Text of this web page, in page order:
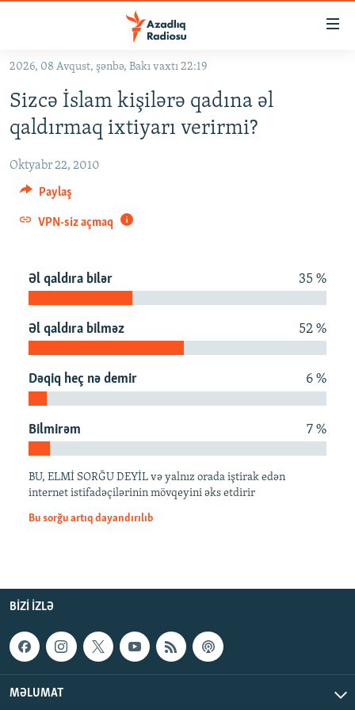
Əsas
qayıt
Əsas
naviqasiyaya
qayıt
Axtarışa
KORRUPSIOMETR
#ƏSLINDƏ
FƏRQƏ BAX
QANUNI DOĞRU
MULTIMEDIA
FOTOQALEREYA
İNFOQRAFIKA
OXU ZALI
AZƏRBAYCAN ƏDƏBIYYATI KITABXANASI
İZ - MƏDƏNIYYƏT PROQRAMI
HAQQIMIZDA
MISSIYAMIZ
MATERIALLARIMIZDAN ISTIFADƏ
AZADLIQRADIOSU MOBIL TELEFONUNUZDA
BIZIMLƏ ƏLAQƏ
XƏBƏR BÜLLETENLƏRIMIZ
BIZI IZLƏ
RFE/RL-in bütün saytları
2026, 08 Avqust, şənbə, Bakı vaxtı 22:19
Sizcə İslam kişilərə qadına əl
qaldırmaq ixtiyarı verirmi?
Oktyabr 22, 2010
Paylaş
VPN-siz açmaq
Əl qaldıra bilər 35 %
Əl qaldıra bilməz 52 %
Dəqiq heç nə demir 6 %
Bilmirəm 7 %
BU, ELMİ SORĞU DEYİL və yalnız orada iştirak edən
internet istifadəçilərinin mövqeyini əks etdirir
Bu sorğu artıq dayandırılıb
BIZI IZLƏ
MƏLUMAT